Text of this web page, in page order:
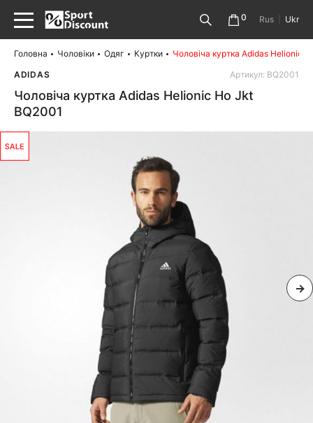
0 Rus Ukr
Головна Чоловіки Одяг Куртки
Чоловіча куртка Adidas Helionic
ADIDAS
Артикул: BQ2001
Чоловіча куртка Adidas Helionic Ho Jkt
BQ2001